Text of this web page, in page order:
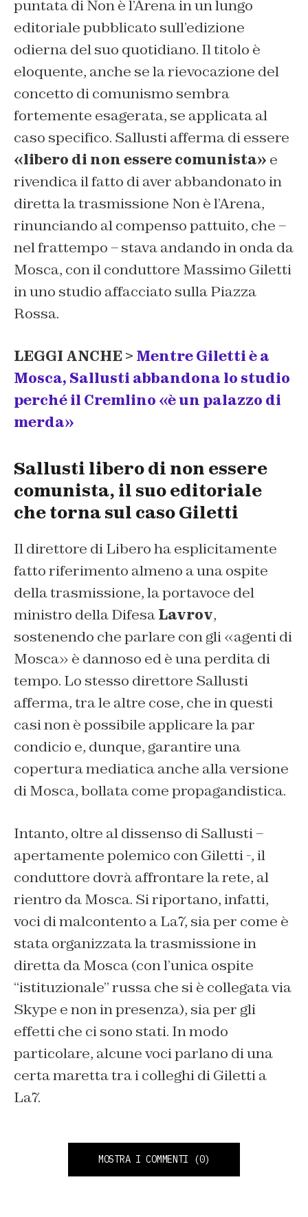
puntata di Non è l’Arena in un lungo
editoriale pubblicato sull’edizione
odierna del suo quotidiano. Il titolo è
eloquente, anche se la rievocazione del
concetto di comunismo sembra
fortemente esagerata, se applicata al
caso specifico. Sallusti afferma di essere
«libero di non essere comunista» e
rivendica il fatto di aver abbandonato in
diretta la trasmissione Non è l’Arena,
rinunciando al compenso pattuito, che –
nel frattempo – stava andando in onda da
Mosca, con il conduttore Massimo Giletti
in uno studio affacciato sulla Piazza
Rossa.
LEGGI ANCHE > Mentre Giletti è a
Mosca, Sallusti abbandona lo studio
perché il Cremlino «è un palazzo di
merda»
Sallusti libero di non essere
comunista, il suo editoriale
che torna sul caso Giletti
Il direttore di Libero ha esplicitamente
fatto riferimento almeno a una ospite
della trasmissione, la portavoce del
ministro della DifesaLavrov,
sostenendo che parlare con gli «agenti di
Mosca» è dannoso ed è una perdita di
tempo. Lo stesso direttore Sallusti
afferma, tra le altre cose, che in questi
casi non è possibile applicare la par
condicio e, dunque, garantire una
copertura mediatica anche alla versione
di Mosca, bollata come propagandistica.
Intanto, oltre al dissenso di Sallusti –
apertamente polemico con Giletti -, il
conduttore dovrà affrontare la rete, al
rientro da Mosca. Si riportano, infatti,
voci di malcontento a La7, sia per come è
stata organizzata la trasmissione in
diretta da Mosca (con l’unica ospite
“istituzionale” russa che si è collegata via
Skype e non in presenza), sia per gli
effetti che ci sono stati. In modo
particolare, alcune voci parlano di una
certa maretta tra i colleghi di Giletti a
La7.
MOSTRA I COMMENTI (0)